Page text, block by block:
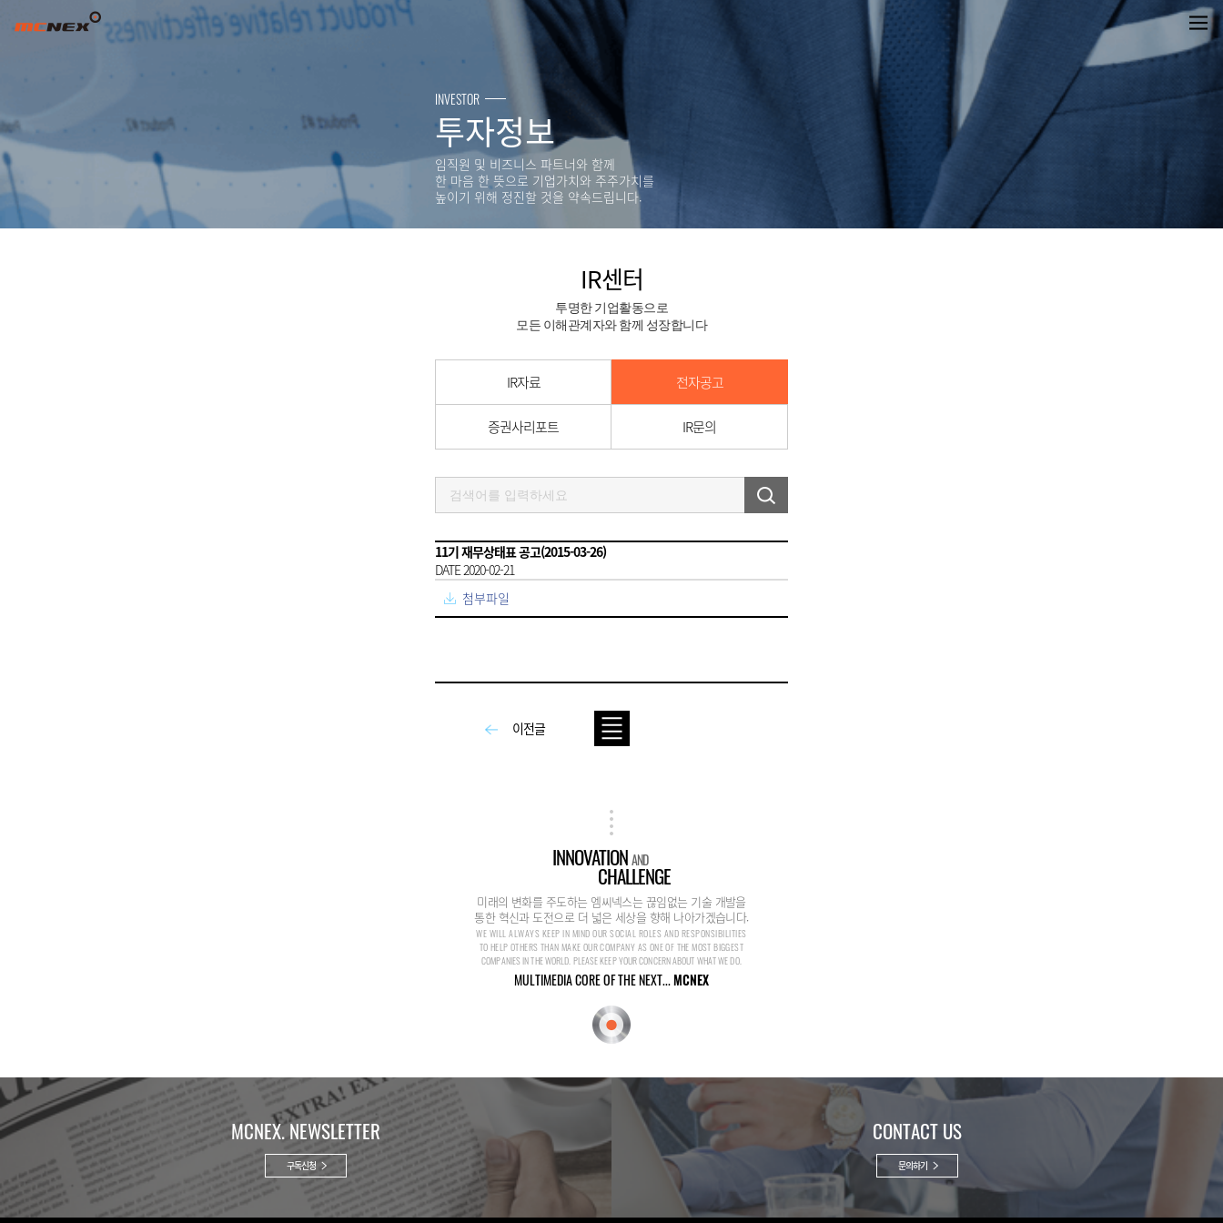
11기 재무상태표 공고(2015-03-26)
INVESTOR
투자정보
임직원 및 비즈니스 파트너와 함께
한 마음 한 뜻으로 기업가치와 주주가치를
높이기 위해 정진할 것을 약속드립니다.
IR센터
투명한 기업활동으로
모든 이해관계자와 함께 성장합니다
IR자료 전자공고
증권사리포트 IR문의
11기 재무상태표 공고(2015-03-26)
DATE 2020-02-21
첨부파일
이전글
INNOVATIONAND
CHALLENGE
미래의 변화를 주도하는 엠씨넥스는 끊임없는 기술 개발을
통한 혁신과 도전으로 더 넓은 세상을 향해 나아가겠습니다.
WE WILL ALWAYS KEEP IN MIND OUR SOCIAL ROLES AND RESPONSIBILITIES
TO HELP OTHERS THAN MAKE OUR COMPANY AS ONE OF THE MOST BIGGEST
COMPANIES IN THE WORLD. PLEASE KEEP YOUR CONCERN ABOUT WHAT WE DO.
MULTIMEDIA CORE OF THE NEXT...MCNEX
MCNEX. NEWSLETTER
구독신청
CONTACT US
문의하기